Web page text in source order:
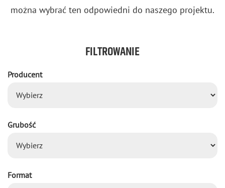
można wy­brać ten od­po­wied­ni do na­sze­go pro­jek­tu.
FILTROWANIE
Producent
Grubość
Format